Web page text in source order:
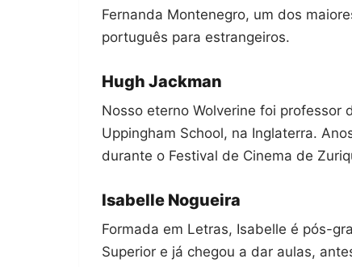
Fernanda Montenegro, um dos
português para estrangeiros.
Hugh Jackman
Nosso eterno Wolverine foi
Uppingham School, na Inglaterra.
durante o Festival de Cinema de
Isabelle Nogueira
Formada em Letras, Isabelle é pós-
Superior e já chegou a dar aulas,